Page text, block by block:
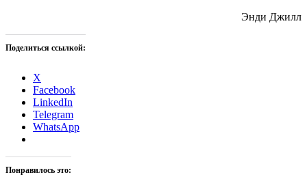
Энди Джилл
Поделиться ссылкой:
X
Facebook
LinkedIn
Telegram
WhatsApp
Понравилось это: